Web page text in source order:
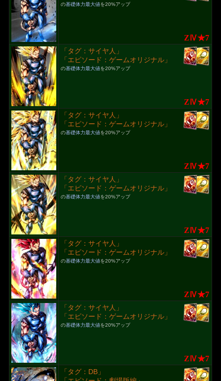
の基礎体力最大値を20%アップ
ZⅣ★7
「タグ：サイヤ人」
「エピソード：ゲームオリジナル」
の基礎体力最大値を20%アップ
ZⅣ★7
「タグ：サイヤ人」
「エピソード：ゲームオリジナル」
の基礎体力最大値を20%アップ
ZⅣ★7
「タグ：サイヤ人」
「エピソード：ゲームオリジナル」
の基礎体力最大値を20%アップ
ZⅣ★7
「タグ：サイヤ人」
「エピソード：ゲームオリジナル」
の基礎体力最大値を20%アップ
ZⅣ★7
「タグ：サイヤ人」
「エピソード：ゲームオリジナル」
の基礎体力最大値を20%アップ
ZⅣ★7
「タグ：DB」